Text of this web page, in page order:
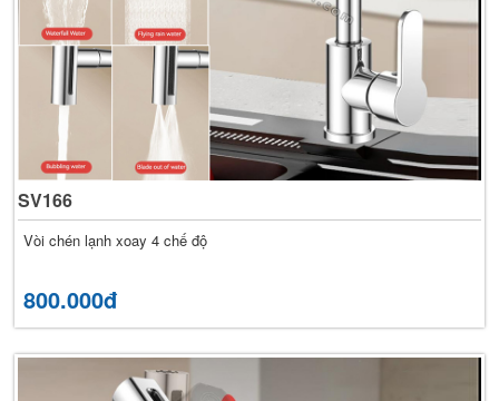
SV166
Vòi chén lạnh xoay 4 chế độ
800.000đ